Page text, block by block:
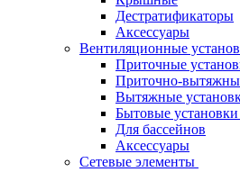
Дестратификаторы
Аксессуары
Вентиляционные
Приточные
Приточно-
Вытяжные
Бытовые
Для бассейнов
Аксессуары
Сетевые элементы